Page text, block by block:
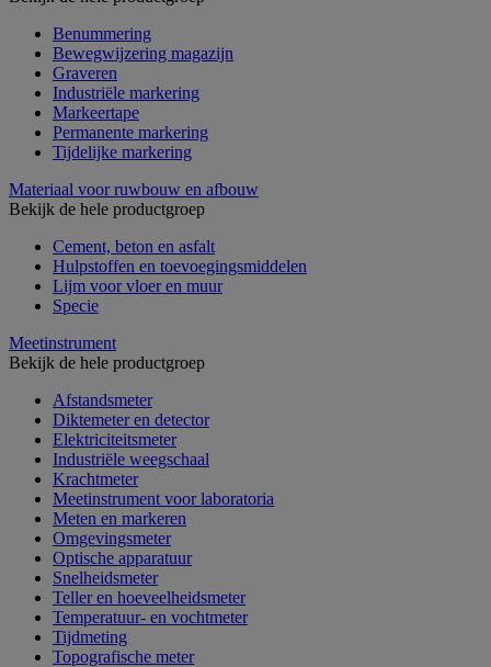
Benummering
Bewegwijzering magazijn
Graveren
Industriële markering
Markeertape
Permanente markering
Tijdelijke markering
Materiaal voor ruwbouw en afbouw
Bekijk de hele productgroep
Cement, beton en asfalt
Hulpstoffen en toevoegingsmiddelen
Lijm voor vloer en muur
Specie
Meetinstrument
Bekijk de hele productgroep
Afstandsmeter
Diktemeter en detector
Elektriciteitsmeter
Industriële weegschaal
Krachtmeter
Meetinstrument voor laboratoria
Meten en markeren
Omgevingsmeter
Optische apparatuur
Snelheidsmeter
Teller en hoeveelheidsmeter
Temperatuur- en vochtmeter
Tijdmeting
Topografische meter